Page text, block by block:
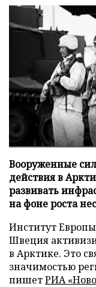
Вооруженные
действия в
развивать
на фоне роста
Институт
Швеция
в Арктике. Это
значимостью
пишетРИА